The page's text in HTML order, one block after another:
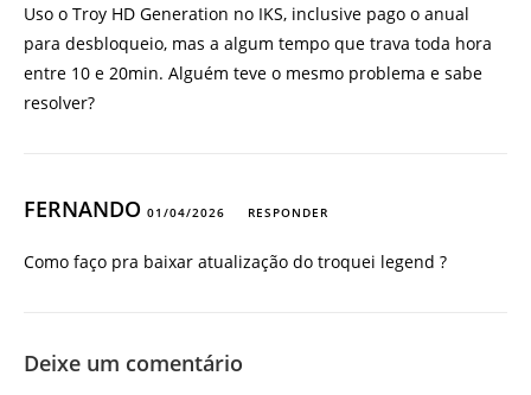
Uso o Troy HD Generation no IKS, inclusive pago o anual
para desbloqueio, mas a algum tempo que trava toda hora
entre 10 e 20min. Alguém teve o mesmo problema e sabe
resolver?
FERNANDO 01/04/2026 RESPONDER
Como faço pra baixar atualização do troquei legend ?
Deixe um comentário